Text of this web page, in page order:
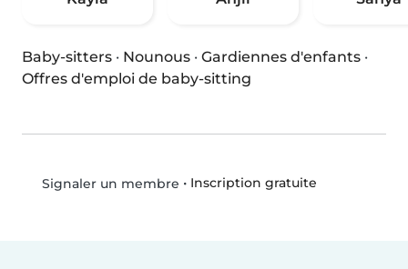
Baby-sitters · Nounous · Gardiennes d'enfants ·
Offres d'emploi de baby-sitting
Signaler un membre • Inscription gratuite